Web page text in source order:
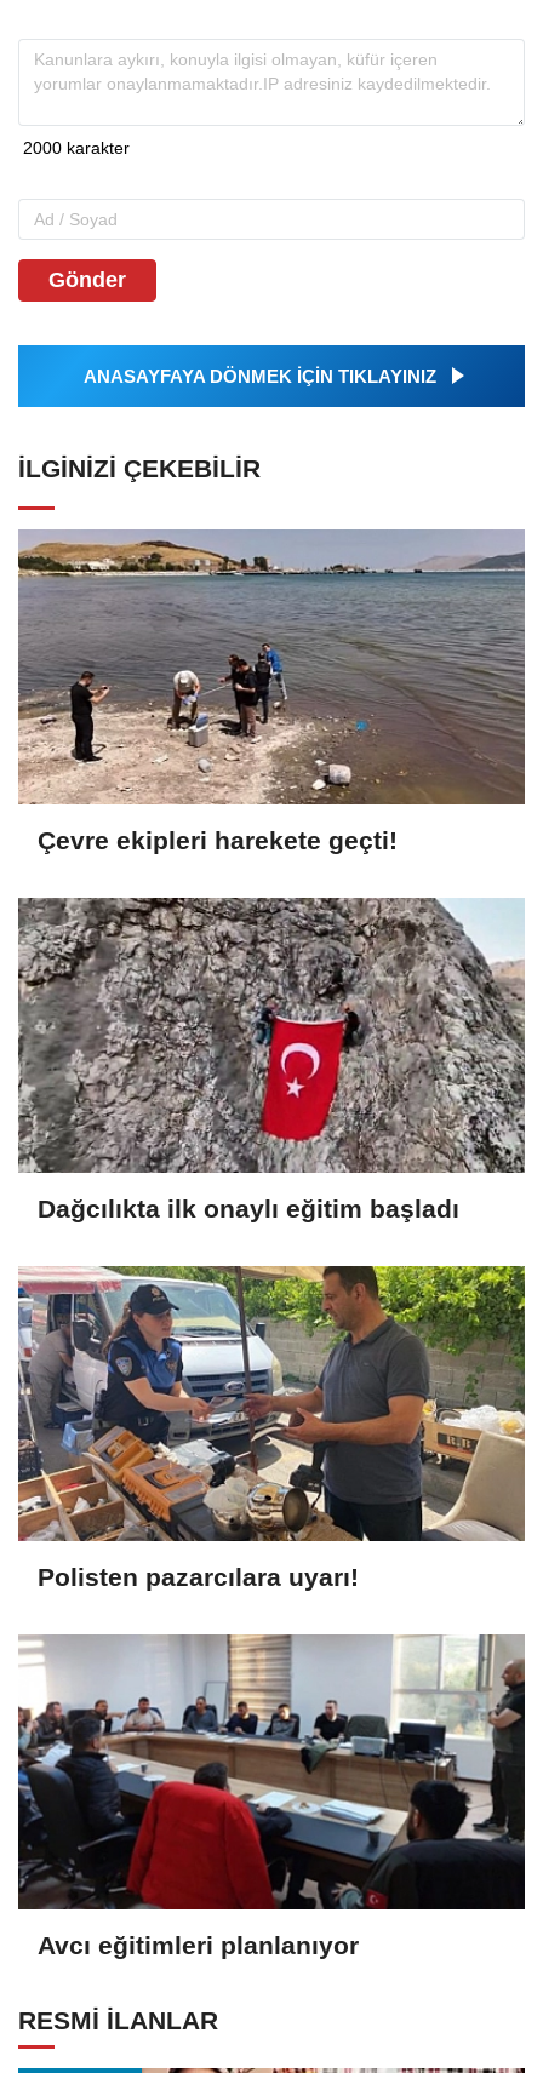
Gönder
ANASAYFAYA DÖNMEK İÇİN TIKLAYINIZ
İLGINIZI ÇEKEBILIR
Çevre ekipleri harekete geçti!
Dağcılıkta ilk onaylı eğitim başladı
Polisten pazarcılara uyarı!
Avcı eğitimleri planlanıyor
RESMİ İLANLAR